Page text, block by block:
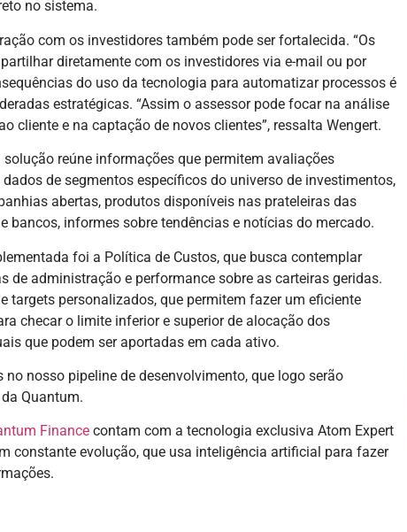
no sistema.
com os investidores também pode ser fortalecida. “Os
diretamente com os investidores via e-mail ou por
do uso da tecnologia para automatizar processos é
estratégicas. “Assim o assessor pode focar na análise
cliente e na captação de novos clientes”, ressalta Wengert.
solução reúne informações que permitem avaliações
de segmentos específicos do universo de investimentos,
abertas, produtos disponíveis nas prateleiras das
bancos, informes sobre tendências e notícias do mercado.
foi a Política de Custos, que busca contemplar
de administração e performance sobre as carteiras geridas.
targets personalizados, que permitem fazer um eficiente
checar o limite inferior e superior de alocação dos
que podem ser aportadas em cada ativo.
nosso pipeline de desenvolvimento, que logo serão
Quantum.
Finance contam com a tecnologia exclusiva Atom Expert
constante evolução, que usa inteligência artificial para fazer